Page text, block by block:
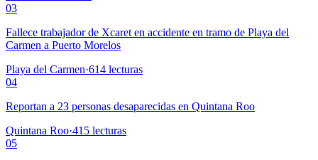
03
Fallece trabajador de Xcaret en accidente en tramo de Playa del
Carmen a Puerto Morelos
Playa del Carmen·614 lecturas
04
Reportan a 23 personas desaparecidas en Quintana Roo
Quintana Roo·415 lecturas
05